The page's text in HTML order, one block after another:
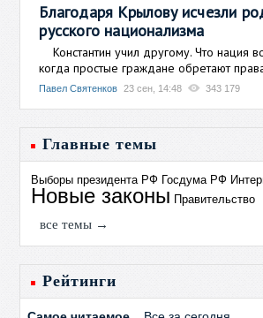
Благодаря Крылову исчезли
русского национализма
Константин учил другому. Что нация
когда простые граждане обретают
Павел Святенков 23 сен, 14:48 343 179
Главные темы
Выборы президента РФ Госдума РФ
Новые законы Правительство
все темы →
Рейтинги